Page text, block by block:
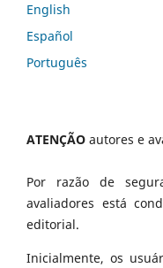
English
Español
Português
ATENÇÃO autores e
Por razão de
avaliadores está
editorial.
Inicialmente, os